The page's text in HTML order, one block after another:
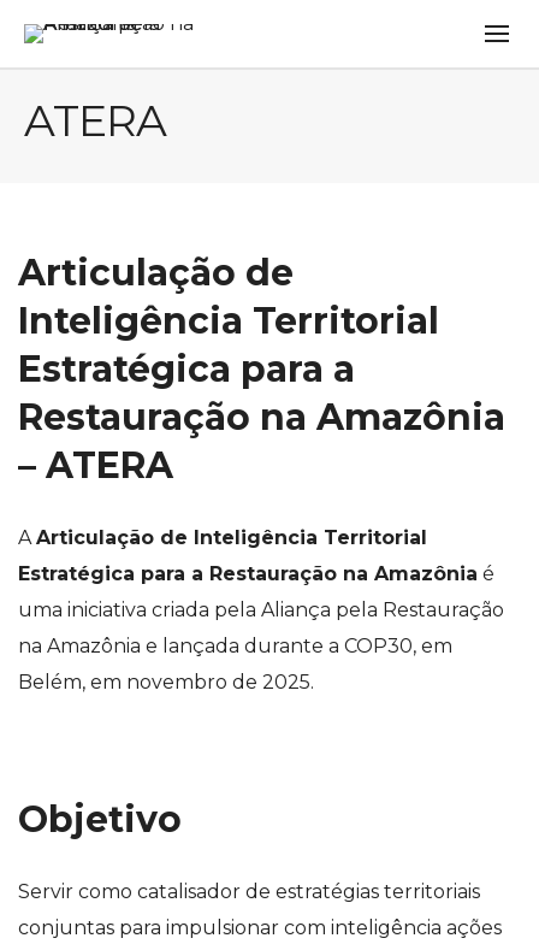
ATERA
Articulação de
Inteligência Territorial
Estratégica para a
Restauração na Amazônia
– ATERA
A Articulação de Inteligência Territorial
Estratégica para a Restauração na Amazônia é
uma iniciativa criada pela Aliança pela Restauração
na Amazônia e lançada durante a COP30, em
Belém, em novembro de 2025.
Objetivo
Servir como catalisador de estratégias territoriais
conjuntas para impulsionar com inteligência ações